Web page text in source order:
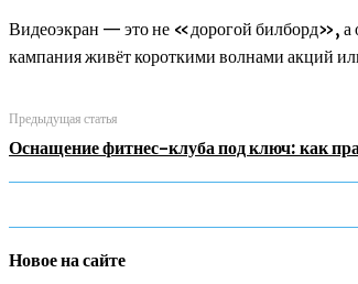
Видеоэкран — это не «дорогой билборд», а
кампания живёт короткими волнами акций
Предыдущая статья
Оснащение фитнес-клуба под ключ: как
Новое на сайте